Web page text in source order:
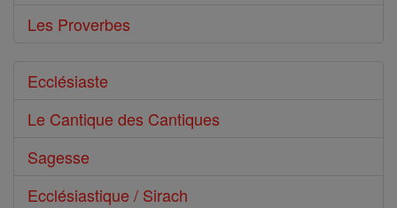
Les Proverbes
Ecclésiaste
Le Cantique des Cantiques
Sagesse
Ecclésiastique / Sirach